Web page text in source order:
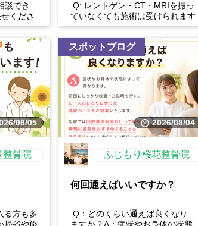
談でき
くださ
因は姿勢
...
.Q: レントゲン・CT・MRIを撮っ
ていなくても施術は受けられます
か？A: はい、受けられます。お
身体の状態を丁...
08/05
整骨院
る方も多
スポットブログ
2026/08/04
ふじもり桜花整骨院
何回通えばいいですか？
.Q：どのくらい通えば良くなり